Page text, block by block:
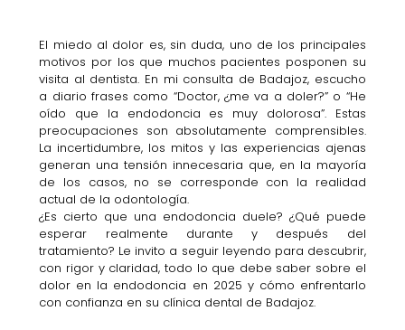
El miedo al dolor es, sin duda, uno de los principales
motivos por los que muchos pacientes posponen su
visita al dentista. En mi consulta de Badajoz, escucho
a diario frases como “Doctor, ¿me va a doler?” o “He
oído que la endodoncia es muy dolorosa”. Estas
preocupaciones son absolutamente comprensibles.
La incertidumbre, los mitos y las experiencias ajenas
generan una tensión innecesaria que, en la mayoría
de los casos, no se corresponde con la realidad
actual de la odontología.
¿Es cierto que una endodoncia duele? ¿Qué puede
esperar realmente durante y después del
tratamiento? Le invito a seguir leyendo para descubrir,
con rigor y claridad, todo lo que debe saber sobre el
dolor en la endodoncia en 2025 y cómo enfrentarlo
con confianza en su clínica dental de Badajoz.